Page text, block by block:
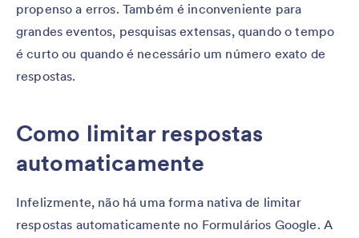
propenso a erros. Também é inconveniente para
grandes eventos, pesquisas extensas, quando o tempo
é curto ou quando é necessário um número exato de
respostas.
Como limitar respostas
automaticamente
Infelizmente, não há uma forma nativa de limitar
respostas automaticamente no Formulários Google. A